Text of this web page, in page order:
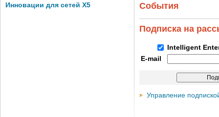
Инновации для сетей X5
События
Подписка на
Intelligent
E-mail
Управление